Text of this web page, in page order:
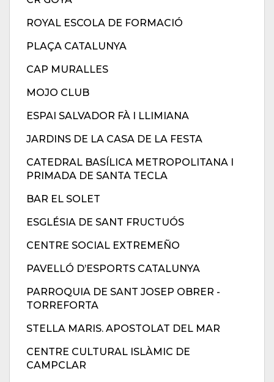
ROYAL ESCOLA DE FORMACIÓ
PLAÇA CATALUNYA
CAP MURALLES
MOJO CLUB
ESPAI SALVADOR FÀ I LLIMIANA
JARDINS DE LA CASA DE LA FESTA
CATEDRAL BASÍLICA METROPOLITANA I
PRIMADA DE SANTA TECLA
BAR EL SOLET
ESGLÉSIA DE SANT FRUCTUÓS
CENTRE SOCIAL EXTREMEÑO
PAVELLÓ D’ESPORTS CATALUNYA
PARROQUIA DE SANT JOSEP OBRER -
TORREFORTA
STELLA MARIS. APOSTOLAT DEL MAR
CENTRE CULTURAL ISLÀMIC DE
CAMPCLAR